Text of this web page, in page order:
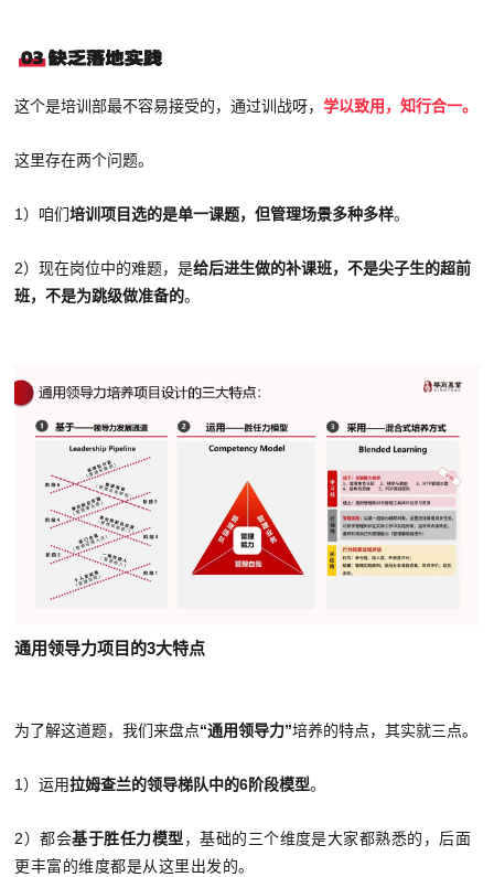
这个是培训部最不容易接受的，通过训战呀，学以致用，知行合一。
这里存在两个问题。
1）咱们培训项目选的是单一课题，但管理场景多种多样。
2）现在岗位中的难题，是给后进生做的补课班，不是尖子生的超前
班，不是为跳级做准备的。
通用领导力项目的3大特点
为了解这道题，我们来盘点“通用领导力”培养的特点，其实就三点。
1）运用拉姆查兰的领导梯队中的6阶段模型。
2）都会基于胜任力模型 ，基础的三个维度是大家都熟悉的，后面
更丰富的维度都是从这里出发的。